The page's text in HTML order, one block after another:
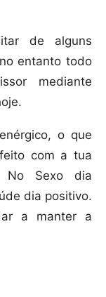
de alguns
entanto todo
mediante
o que
com a tua
No Sexo dia
dia positivo.
a manter a